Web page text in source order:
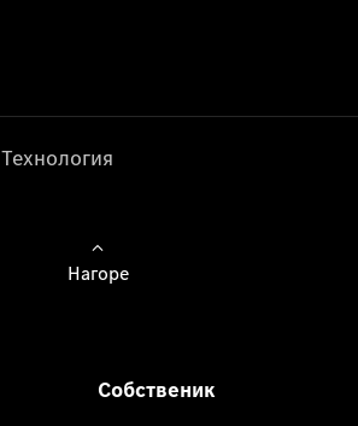
Технология
Нагоре
Собственик